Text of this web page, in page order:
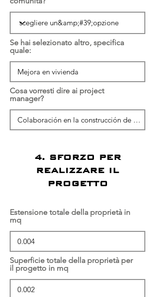
Se hai selezionato altro, specifica
quale:
Cosa vorresti dire ai project
manager?
4. SFORZO PER
REALIZZARE IL
PROGETTO
Estensione totale della proprietà in
mq
Superficie totale della proprietà per
il progetto in mq